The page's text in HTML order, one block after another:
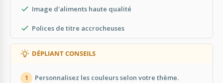
Image d'aliments haute qualité
Polices de titre accrocheuses
DÉPLIANT CONSEILS
1 Personnalisez les couleurs selon votre thème.